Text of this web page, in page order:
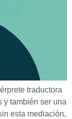
traductora
y también ser una
esta mediación,